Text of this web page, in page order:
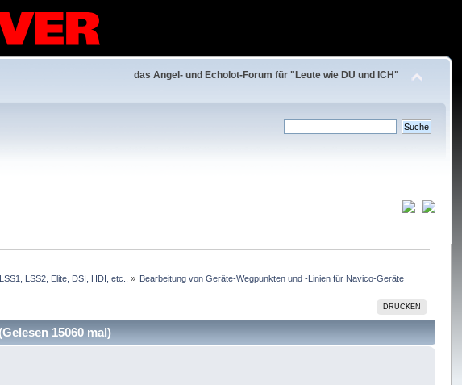
das Angel- und Echolot-Forum für "Leute wie DU und ICH"
LSS2, Elite, DSI, HDI, etc..
» Bearbeitung von Geräte-Wegpunkten und -Linien für Navico-Geräte
DRUCKEN
15060 mal)